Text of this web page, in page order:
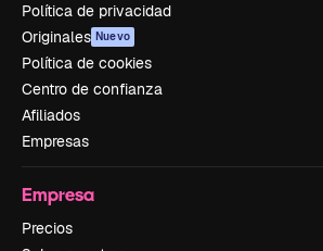
Política de privacidad
Originales Nuevo
Política de cookies
Centro de confianza
Afiliados
Empresas
Empresa
Precios